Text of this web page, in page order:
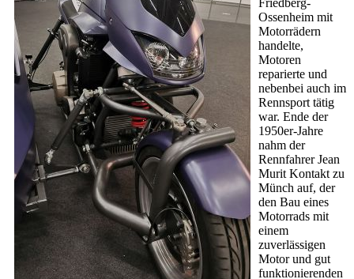
Friedberg-
Ossenheim mit
Motorrädern
handelte,
Motoren
reparierte und
nebenbei auch im
Rennsport tätig
war. Ende der
1950er-Jahre
nahm der
Rennfahrer Jean
Murit Kontakt zu
Münch auf, der
den Bau eines
Motorrads mit
einem
zuverlässigen
Motor und gut
funktionierenden